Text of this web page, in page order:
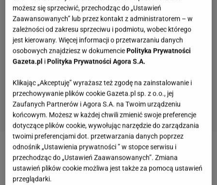
Zobacz wideo Pracodawca będzie miał nowy
obowiązek. Długo wyczekiwana zmiana dla
pracowników
możesz się sprzeciwić, przechodząc do „Ustawień
Zaawansowanych” lub przez kontakt z administratorem – w
zależności od zakresu sprzeciwu i podmiotu, wobec którego
jest kierowany. Więcej informacji o przetwarzaniu danych
osobowych znajdziesz w dokumenciePolityka Prywatności
Gazeta.pl iPolityka Prywatności Agora S.A.
Klikając „Akceptuję” wyrażasz też zgodę na zainstalowanie i
przechowywanie plików cookie Gazeta.pl sp. z o.o., jej
Zaufanych Partnerów i Agora S.A. na Twoim urządzeniu
końcowym. Możesz w każdej chwili zmienić swoje preferencje
dotyczące plików cookie, wywołując narzędzie do zarządzania
twoimi preferencjami dot. przetwarzania danych poprzez
odnośnik „Ustawienia prywatności ” w stopce serwisu i
przechodząc do „Ustawień Zaawansowanych”. Zmiana
ustawień plików cookie możliwa jest także za pomocą ustawień
przeglądarki.